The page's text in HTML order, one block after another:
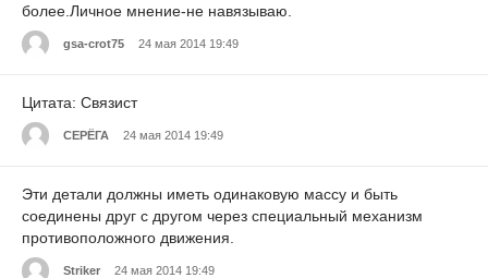
более.Личное мнение-не навязываю.
gsa-crot75 24 мая 2014 19:49
Цитата: Связист
СЕРЁГА 24 мая 2014 19:49
Эти детали должны иметь одинаковую массу и быть
соединены друг с другом через специальный механизм
противоположного движения.
Striker 24 мая 2014 19:49